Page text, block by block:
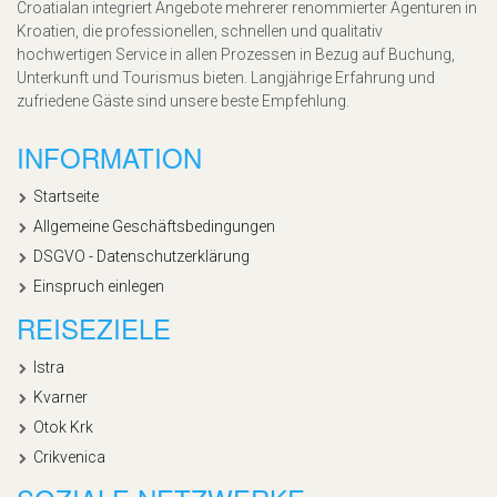
Croatialan integriert Angebote mehrerer renommierter Agenturen in
Kroatien, die professionellen, schnellen und qualitativ
hochwertigen Service in allen Prozessen in Bezug auf Buchung,
Unterkunft und Tourismus bieten. Langjährige Erfahrung und
zufriedene Gäste sind unsere beste Empfehlung.
INFORMATION
Startseite
Allgemeine Geschäftsbedingungen
DSGVO - Datenschutzerklärung
Einspruch einlegen
REISEZIELE
Istra
Kvarner
Otok Krk
Crikvenica